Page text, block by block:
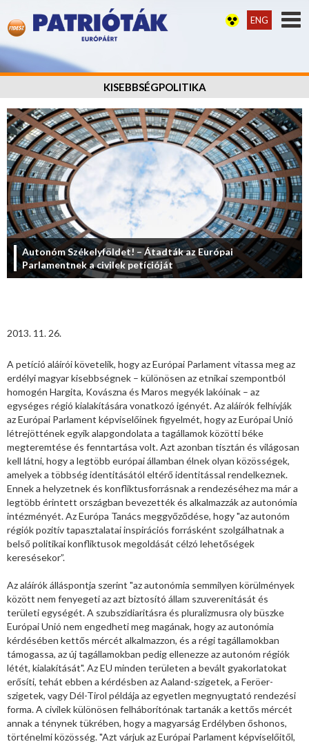
ENG
KISEBBSÉGPOLITIKA
Autonóm Székelyföldet! – Átadták az Európai
Parlamentnek a civilek petícióját
2013. 11. 26.
A petíció aláírói követelik, hogy az Európai Parlament vitassa meg az
erdélyi magyar kisebbségnek – különösen az etnikai szempontból
homogén Hargita, Kovászna és Maros megyék lakóinak – az
egységes régió kialakítására vonatkozó igényét. Az aláírók felhívják
az Európai Parlament képviselőinek figyelmét, hogy az Európai Unió
létrejöttének egyik alapgondolata a tagállamok közötti béke
megteremtése és fenntartása volt. Azt azonban tisztán és világosan
kell látni, hogy a legtöbb európai államban élnek olyan közösségek,
amelyek a többség identitásától eltérő identitással rendelkeznek.
Ennek a helyzetnek és konfliktusforrásnak a rendezéséhez ma már a
legtöbb érintett országban bevezették és alkalmazzák az autonómia
intézményét. Az Európa Tanács meggyőződése, hogy "az autonóm
régiók pozitív tapasztalatai inspirációs forrásként szolgálhatnak a
belső politikai konfliktusok megoldását célzó lehetőségek
keresésekor”.
Az aláírók álláspontja szerint "az autonómia semmilyen körülmények
között nem fenyegeti az azt biztosító állam szuverenitását és
területi egységét. A szubszidiaritásra és pluralizmusra oly büszke
Európai Unió nem engedheti meg magának, hogy az autonómia
kérdésében kettős mércét alkalmazzon, és a régi tagállamokban
támogassa, az új tagállamokban pedig ellenezze az autonóm régiók
létét, kialakítását". Az EU minden területen a bevált gyakorlatokat
erősíti, tehát ebben a kérdésben az Aaland-szigetek, a Feröer-
szigetek, vagy Dél-Tirol példája az egyetlen megnyugtató rendezési
forma. A civilek különösen felháborítónak tartanák a kettős mércét
annak a ténynek tükrében, hogy a magyarság Erdélyben őshonos,
történelmi közösség. "Azt várjuk az Európai Parlament képviselőitől,